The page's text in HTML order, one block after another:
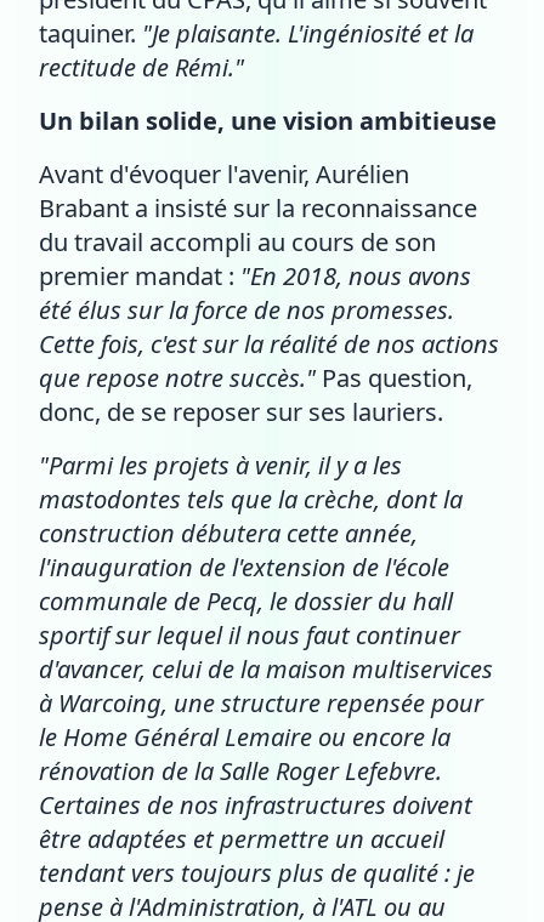
taquiner. "Je plaisante. L'ingéniosité et la
rectitude de Rémi."
Un bilan solide, une vision ambitieuse
Avant d'évoquer l'avenir, Aurélien
Brabant a insisté sur la reconnaissance
du travail accompli au cours de son
premier mandat : "En 2018, nous avons
été élus sur la force de nos promesses.
Cette fois, c'est sur la réalité de nos actions
que repose notre succès." Pas question,
donc, de se reposer sur ses lauriers.
"Parmi les projets à venir, il y a les
mastodontes tels que la crèche, dont la
construction débutera cette année,
l'inauguration de l'extension de l'école
communale de Pecq, le dossier du hall
sportif sur lequel il nous faut continuer
d'avancer, celui de la maison multiservices
à Warcoing, une structure repensée pour
le Home Général Lemaire ou encore la
rénovation de la Salle Roger Lefebvre.
Certaines de nos infrastructures doivent
être adaptées et permettre un accueil
tendant vers toujours plus de qualité : je
pense à l'Administration, à l'ATL ou au